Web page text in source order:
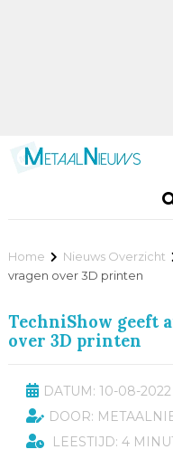
Home Nieuws Overzicht
vragen over 3D printen
TechniShow geeft
over 3D printen
DATUM: 10-08-2022
DOOR:
LEESTIJD: 4